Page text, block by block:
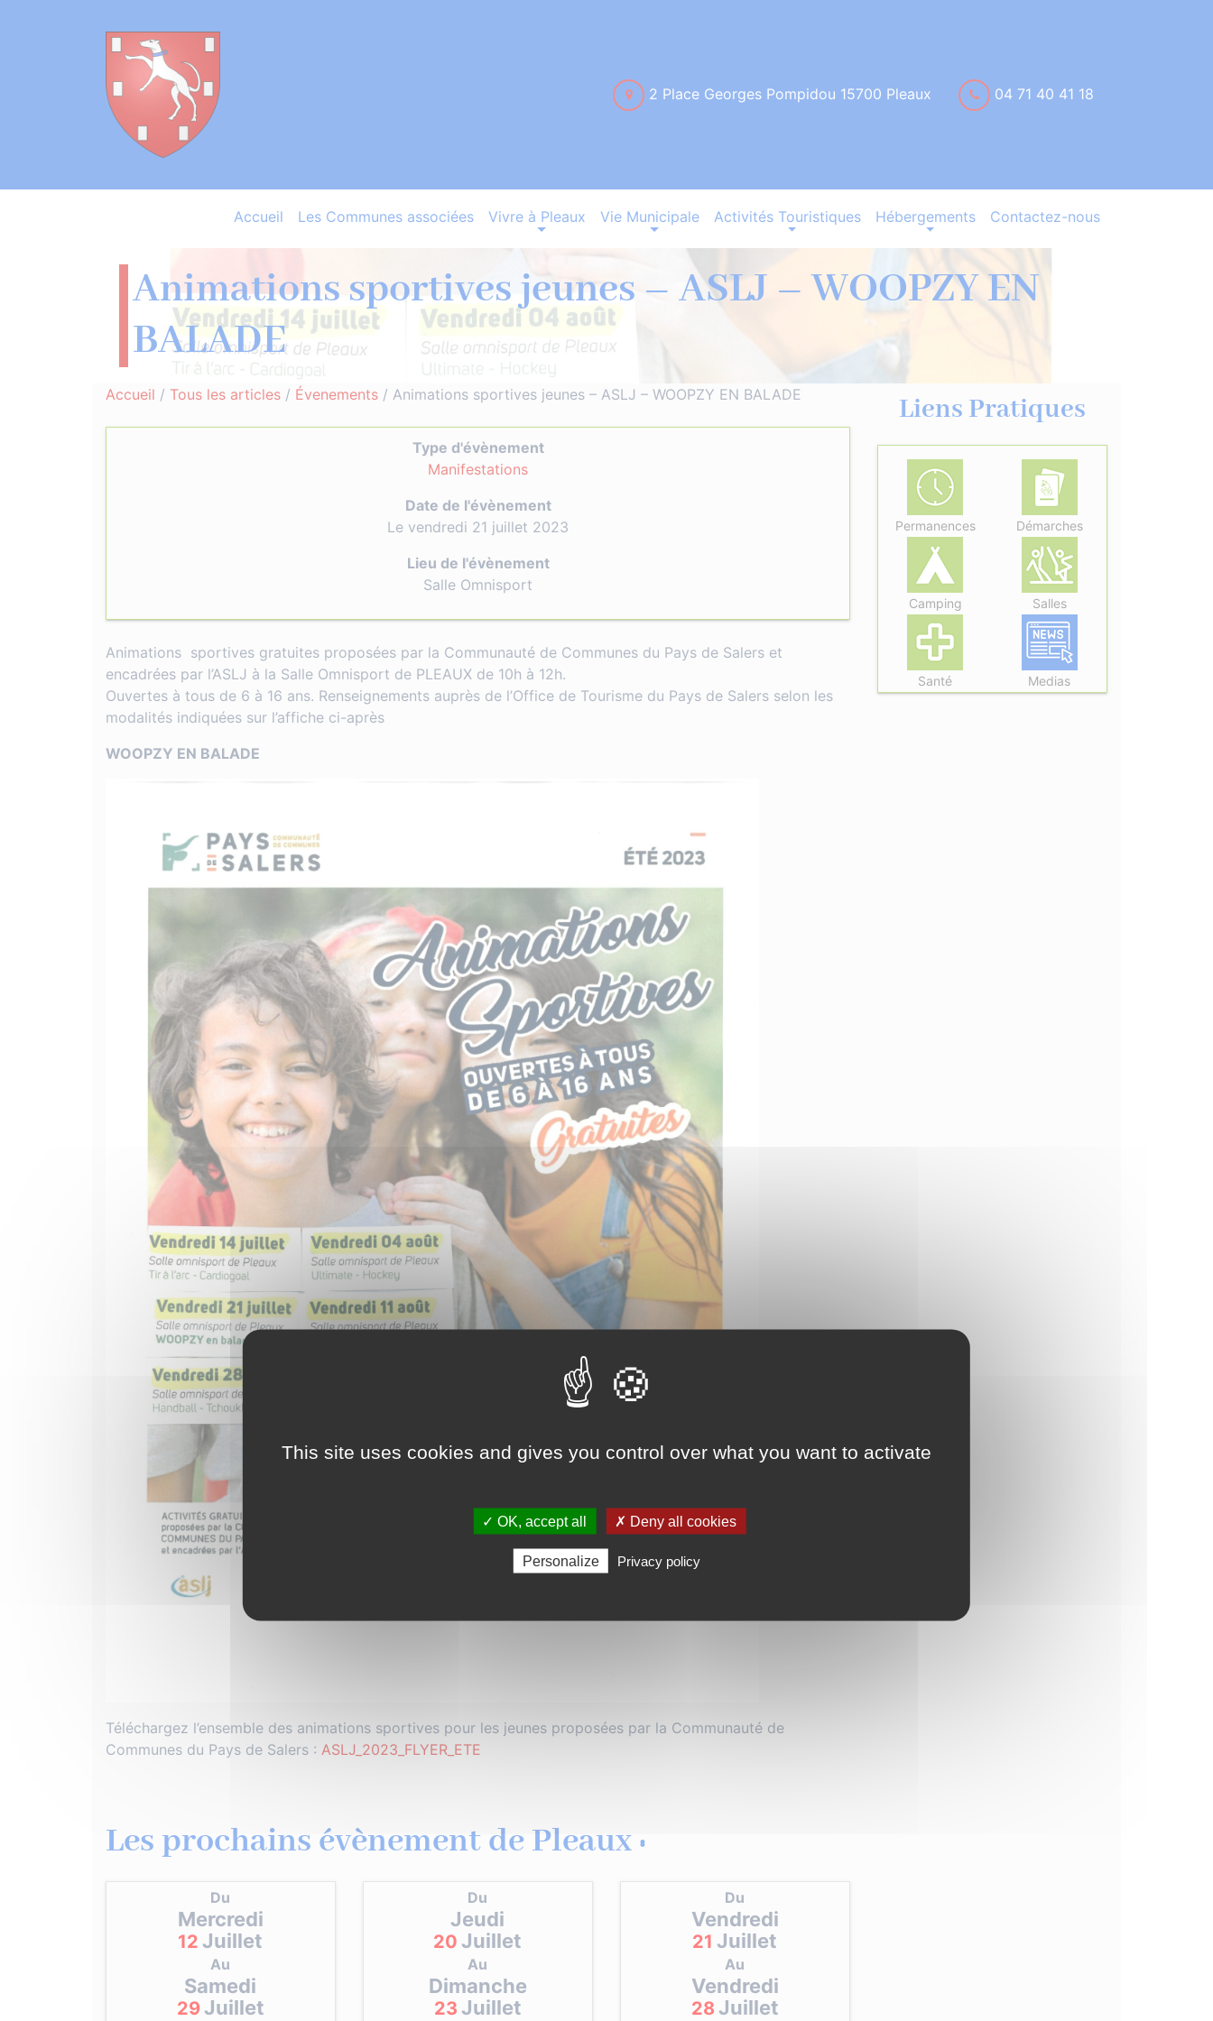
2 Place Georges Pompidou 15700 Pleaux 04 71 40 41 18
Accueil Les Communes associées Vivre à Pleaux Vie Municipale Activités Touristiques Hébergements Contactez-nous
Animations sportives jeunes – ASLJ – WOOPZY EN
BALADE
Accueil / Tous les articles / Évenements / Animations sportives jeunes – ASLJ – WOOPZY EN BALADE
Type d'évènement
Manifestations
Date de l'évènement
Le vendredi 21 juillet 2023
Lieu de l'évènement
Salle Omnisport
Animations sportives gratuites proposées par la Communauté de Communes du Pays de Salers et
encadrées par l’ASLJ à la Salle Omnisport de PLEAUX de 10h à 12h.
Ouvertes à tous de 6 à 16 ans. Renseignements auprès de l’Office de Tourisme du Pays de Salers selon les
modalités indiquées sur l’affiche ci-après
WOOPZY EN BALADE
Téléchargez l’ensemble des animations sportives pour les jeunes proposées par la Communauté de
Communes du Pays de Salers : ASLJ_2023_FLYER_ETE
Les prochains évènement de Pleaux :
Du
Mercredi
12 Juillet
Au
Samedi
29 Juillet
Du
Jeudi
20 Juillet
Au
Dimanche
23 Juillet
Du
Vendredi
21 Juillet
Au
Vendredi
28 Juillet
Liens Pratiques
Permanences Démarches
Camping Salles
Santé Medias
This site uses cookies and gives you control over what you want to activate
✓ OK, accept all ✗ Deny all cookies
Personalize Privacy policy